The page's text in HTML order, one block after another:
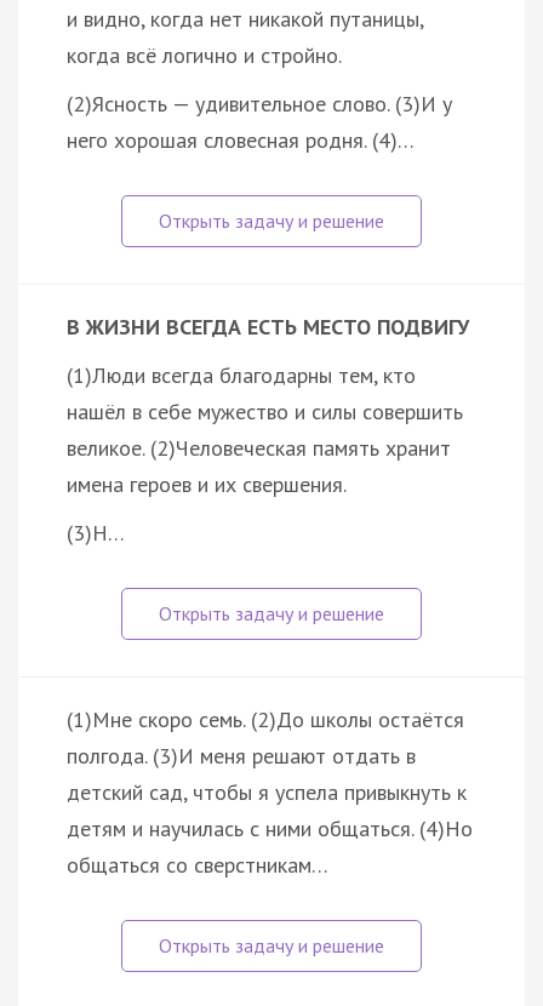
и видно, когда нет никакой путаницы,
когда всё логично и стройно.
(2)Ясность — удивительное слово. (3)И у
него хорошая словесная родня. (4)…
В ЖИЗНИ ВСЕГДА ЕСТЬ МЕСТО ПОДВИГУ
(1)Люди всегда благодарны тем, кто
нашёл в себе мужество и силы совершить
великое. (2)Человеческая память хранит
имена героев и их свершения.
(3)Н…
(1)Мне скоро семь. (2)До школы остаётся
полгода. (3)И меня решают отдать в
детский сад, чтобы я успела привыкнуть к
детям и научилась с ними общаться. (4)Но
общаться со сверстникам…